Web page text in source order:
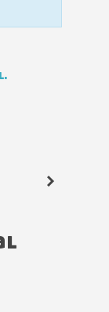
Suscríbete al
plazos sin